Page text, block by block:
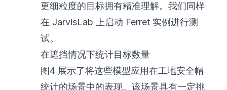
更细粒度的目标拥有精准理解。我们同样
在 JarvisLab 上启动 Ferret 实例进行测
试。
在遮挡情况下统计目标数量
图4 展示了将这些模型应用在工地安全帽
统计的场景中的表现。该场景具有一定挑